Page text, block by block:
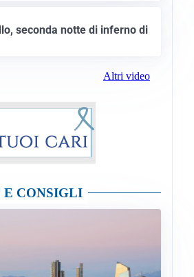
seconda notte di inferno di
Altri video
E CONSIGLI